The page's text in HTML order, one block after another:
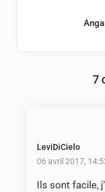
7
LeviDiCielo
06 avril 2017,
Ils sont facile,